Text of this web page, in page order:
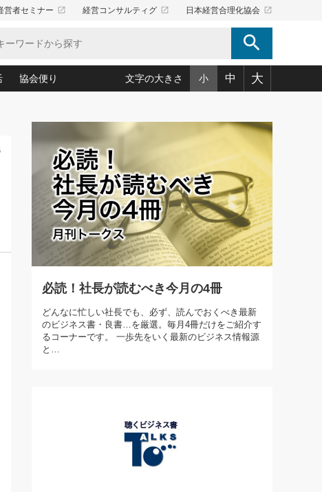
営者セミナー launch 経営コンサルティグ launch 日本経営合理化協会 launch
search
【追悼】鈴木敏文氏 言葉で伝
える経営（ジャーナリスト 勝
もっとみる
ーイング経営入
づくり(210)
いと思われる 気配りの達人(127)
員教育の決め手(203)
人育て」(38)
不況は会社守成の好機(38)
長の人間力の磨き方」(86)
の教え 東洋思想に学ぶ経営学(132)
本の指導者たち」(32)
八史略”(30)
のころ心平の ──社長のための「か・ら・だマネジメント」
ジタルＡＶを味方に！新・仕事術(180)
ーダー脳の鍛え方(32)
インを楽しむ基礎レッスン(12)
読！社長が読むべき今月の4冊(88)
と耳で楽しむ読書術(162)
長の「氣」(30)
国スポーツ・ビジネスに学ぶ心理学(98)
橋一喜の『これぞ！"本物の温泉"』(157)
協会便り
「愛読者通信」著者インタビュー(44)
ビジネス見聞録 経営ニュース(100)
作間信司の経営無形庵(けいえいむぎょうあん)(166)
経営セミナー情報局(1)
繁栄への着眼点 牟田太陽(76)
講話を聞いて学ぼう 実学・耳学・磨く「ミミガク」のすすめ
文字の大きさ 小 中 大
必読！社長が読むべき今月の4冊
どんなに忙しい社長でも、必ず、読んでおくべき最新
のビジネス書・良書…を厳選。毎月4冊だけをご紹介す
るコーナーです。 一歩先をいく最新のビジネス情報源
と…